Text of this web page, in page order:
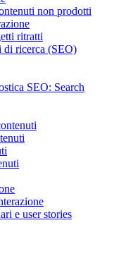
non prodotti
ritratti
di ricerca (SEO)
SEO: Search
e user stories